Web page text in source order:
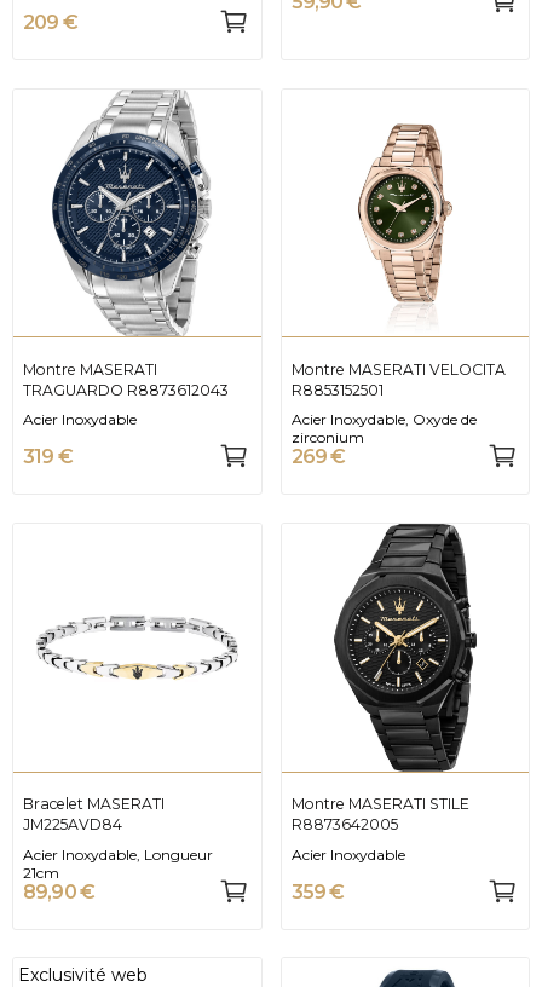
209 €
Montre MASERATI
TRAGUARDO R8873612043
Acier Inoxydable
319 €
Montre MASERATI VELOCITA
R8853152501
Acier Inoxydable, Oxyde de
zirconium
269 €
Bracelet MASERATI
JM225AVD84
Acier Inoxydable, Longueur
21cm
89,90 €
Montre MASERATI STILE
R8873642005
Acier Inoxydable
359 €
Exclusivité web